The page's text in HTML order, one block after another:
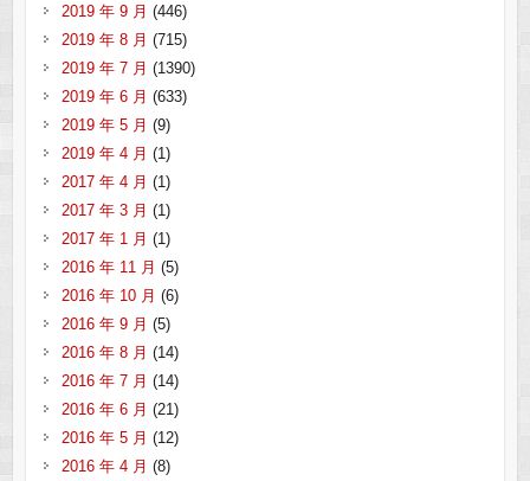
2019 年 9 月 (446)
2019 年 8 月 (715)
2019 年 7 月 (1390)
2019 年 6 月 (633)
2019 年 5 月 (9)
2019 年 4 月 (1)
2017 年 4 月 (1)
2017 年 3 月 (1)
2017 年 1 月 (1)
2016 年 11 月 (5)
2016 年 10 月 (6)
2016 年 9 月 (5)
2016 年 8 月 (14)
2016 年 7 月 (14)
2016 年 6 月 (21)
2016 年 5 月 (12)
2016 年 4 月 (8)